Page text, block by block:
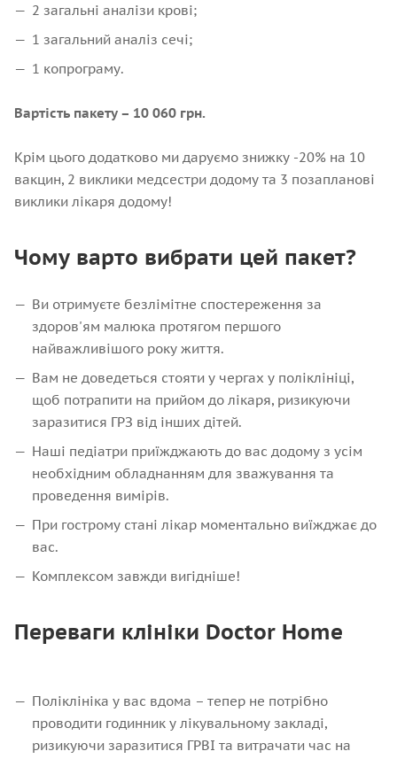
2 загальні аналізи крові;
1 загальний аналіз сечі;
1 копрограму.
Вартість пакету – 10 060 грн.
Крім цього додатково ми даруємо знижку -20% на 10
вакцин, 2 виклики медсестри додому та 3 позапланові
виклики лікаря додому!
Чому варто вибрати цей пакет?
Ви отримуєте безлімітне спостереження за
здоров'ям малюка протягом першого
найважливішого року життя.
Вам не доведеться стояти у чергах у поліклініці,
щоб потрапити на прийом до лікаря, ризикуючи
заразитися ГРЗ від інших дітей.
Наші педіатри приїжджають до вас додому з усім
необхідним обладнанням для зважування та
проведення вимірів.
При гострому стані лікар моментально виїжджає до
вас.
Комплексом завжди вигідніше!
Переваги клініки Doctor Home
Поліклініка у вас вдома – тепер не потрібно
проводити годинник у лікувальному закладі,
ризикуючи заразитися ГРВІ та витрачати час на